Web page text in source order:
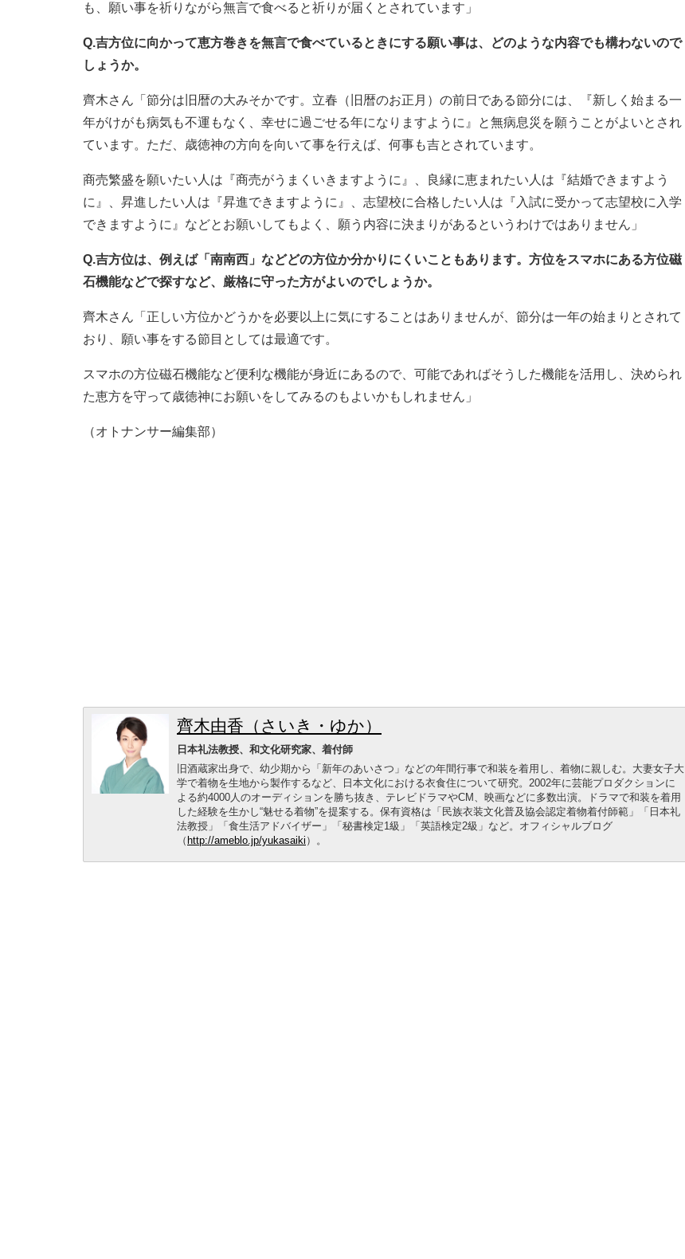
も、願い事を祈りながら無言で食べると祈りが届くとされています」
Q.吉方位に向かって恵方巻きを無言で食べているときにする願い事は、どのような内容でも構わないので
しょうか。
齊木さん「節分は旧暦の大みそかです。立春（旧暦のお正月）の前日である節分には、『新しく始まる一
年がけがも病気も不運もなく、幸せに過ごせる年になりますように』と無病息災を願うことがよいとされ
ています。ただ、歳徳神の方向を向いて事を行えば、何事も吉とされています。
商売繁盛を願いたい人は『商売がうまくいきますように』、良縁に恵まれたい人は『結婚できますよう
に』、昇進したい人は『昇進できますように』、志望校に合格したい人は『入試に受かって志望校に入学
できますように』などとお願いしてもよく、願う内容に決まりがあるというわけではありません」
Q.吉方位は、例えば「南南西」などどの方位か分かりにくいこともあります。方位をスマホにある方位磁
石機能などで探すなど、厳格に守った方がよいのでしょうか。
齊木さん「正しい方位かどうかを必要以上に気にすることはありませんが、節分は一年の始まりとされて
おり、願い事をする節目としては最適です。
スマホの方位磁石機能など便利な機能が身近にあるので、可能であればそうした機能を活用し、決められ
た恵方を守って歳徳神にお願いをしてみるのもよいかもしれません」
（オトナンサー編集部）
齊木由香（さいき・ゆか）
日本礼法教授、和文化研究家、着付師
旧酒蔵家出身で、幼少期から「新年のあいさつ」などの年間行事で和装を着用し、着物に親しむ。大妻女子大
学で着物を生地から製作するなど、日本文化における衣食住について研究。2002年に芸能プロダクションに
よる約4000人のオーディションを勝ち抜き、テレビドラマやCM、映画などに多数出演。ドラマで和装を着用
した経験を生かし“魅せる着物”を提案する。保有資格は「民族衣装文化普及協会認定着物着付師範」「日本礼
法教授」「食生活アドバイザー」「秘書検定1級」「英語検定2級」など。オフィシャルブログ
（ http://ameblo.jp/yukasaiki ）。